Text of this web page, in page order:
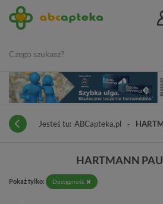
Jesteś tu: ABCapteka.pl
HARTMANN
Pokaż tylko: Dostępność